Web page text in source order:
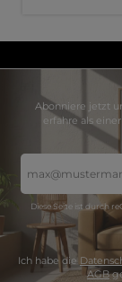
Abonniere jetzt
erfahre als
Mail-
Adresse
Diese Seite ist durch
Ich habe die
AGB